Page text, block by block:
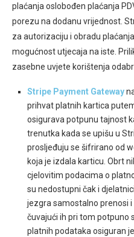
plaćanja oslobođen plaćanja
porezu na dodanu vrijednost.
za autorizaciju i obradu
mogućnost utjecaja na iste.
zasebne uvjete korištenja
Stripe Payment Gateway
prihvat platnih kartica
osigurava potpunu tajnost
trenutka kada se upišu u
prosljeđuju se šifrirano od
koja je izdala karticu. Obrt
cjelovitim podacima o
su nedostupni čak i
jezgra samostalno prenosi
čuvajući ih pri tom potpuno
platnih podataka osiguran